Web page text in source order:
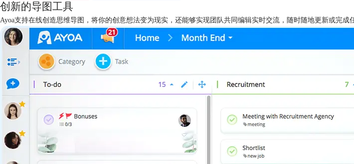
创新的导图工具
Ayoa支持在线创造思维导图，将你的创意想法变为现实，还能够实现团队共同编辑实时交流，随时随地更新或完成